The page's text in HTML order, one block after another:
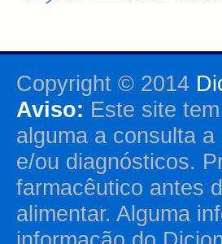
Copyright © 2014
Aviso: Este site
alguma a consulta
e/ou diagnósticos.
farmacêutico antes
alimentar. Alguma